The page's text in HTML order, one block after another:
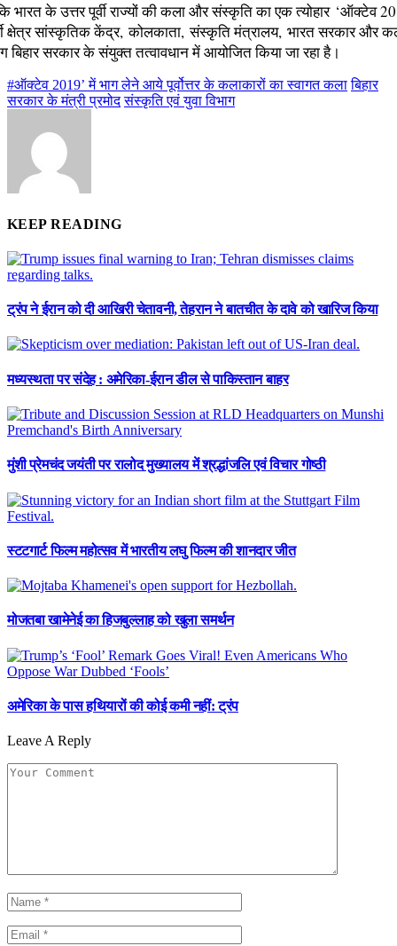
भारत के उत्तर पूर्वी राज्‍यों की कला और संस्‍कृति का एक त्‍योहार ‘ऑक्‍टेव
क्षेत्र सांस्‍कृतिक केंद्र, कोलकाता, संस्‍कृति मंत्रालय, भारत सरकार और
बिहार सरकार के संयुक्‍त तत्‍वावधान में आयोजित किया जा रहा है।
#ऑक्‍टेव 2019’ में भाग लेने आये पूर्वोत्तर के कलाकारों का स्‍वागत कला बिहार
सरकार के मंत्री प्रमोद संस्‍कृति एवं युवा विभाग
KEEP READING
ट्रंप ने ईरान को दी आखिरी चेतावनी, तेहरान ने बातचीत के दावे को खारिज किया
मध्यस्थता पर संदेह : अमेरिका-ईरान डील से पाकिस्तान बाहर
मुंशी प्रेमचंद जयंती पर रालोद मुख्यालय में श्रद्धांजलि एवं विचार गोष्ठी
स्टटगार्ट फिल्म महोत्सव में भारतीय लघु फिल्म की शानदार जीत
मोजतबा खामेनेई का हिजबुल्लाह को खुला समर्थन
अमेरिका के पास हथियारों की कोई कमी नहीं: ट्रंप
Leave A Reply